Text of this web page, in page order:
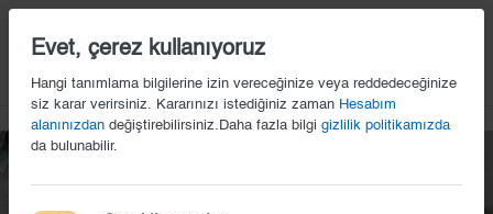
Evet, çerez kullanıyoruz
Hangi tanımlama bilgilerine izin vereceğinize veya reddedeceğinize
siz karar verirsiniz. Kararınızı istediğiniz zaman Hesabım
alanınızdan değiştirebilirsiniz.Daha fazla bilgi gizlilik politikamızda
da bulunabilir.